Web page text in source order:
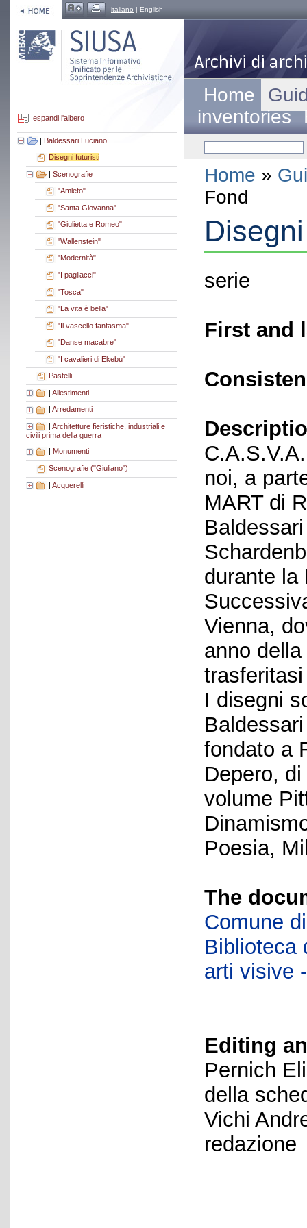
italiano | English
espandi l'albero
| Baldessari Luciano
Disegni futuristi
| Scenografie
"Amleto"
"Santa Giovanna"
"Giulietta e Romeo"
"Wallenstein"
"Modernità"
"I pagliacci"
"Tosca"
"La vita è bella"
"Il vascello fantasma"
"Danse macabre"
"I cavalieri di Ekebù"
Pastelli
| Allestimenti
Arredamenti
| Architetture fieristiche, industriali e
civili prima della guerra
Monumenti
Scenografie ("Giuliano")
| Acquerelli
Home
inventories
Home »
Fond
serie
First and
noi, a
MART di
durante la
Vienna,
anno
I disegni
fondato a
Depero,
volume
Poesia,
The
Comune
Biblioteca
arti visive
Editing
Pernich
della
Vichi
redazione